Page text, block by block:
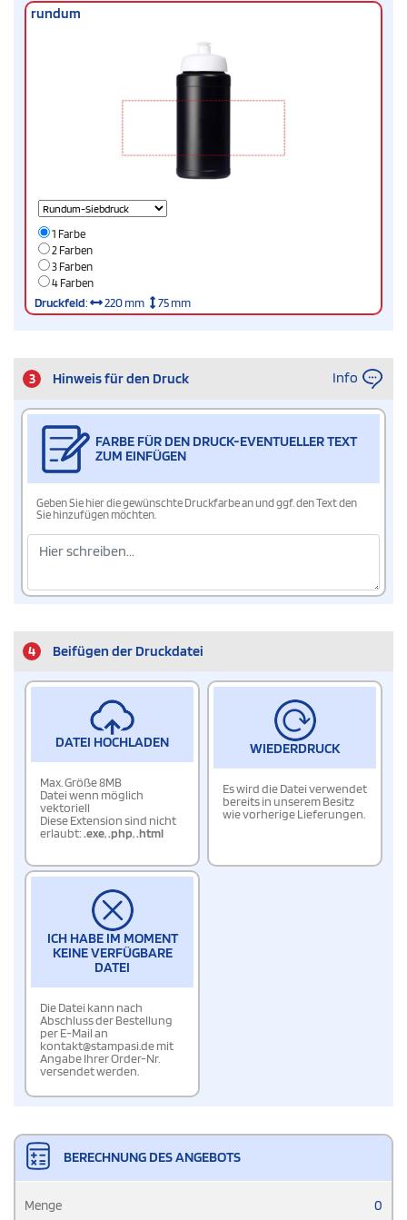
rundum
1 Farbe
2 Farben
3 Farben
4 Farben
Druckfeld: 220 mm 75 mm
3 Hinweis für den Druck Info
FARBE FÜR DEN DRUCK-EVENTUELLER TEXT
ZUM EINFÜGEN
Geben Sie hier die gewünschte Druckfarbe an und ggf. den Text den
Sie hinzufügen möchten.
4 Beifügen der Druckdatei
DATEI HOCHLADEN
Max. Größe 8MB
Datei wenn möglich
vektoriell
Diese Extension sind nicht
erlaubt:.exe,.php,.html
WIEDERDRUCK
Es wird die Datei verwendet
bereits in unserem Besitz
wie vorherige Lieferungen.
ICH HABE IM MOMENT
KEINE VERFÜGBARE
DATEI
Die Datei kann nach
Abschluss der Bestellung
per E-Mail an
kontakt@stampasi.de mit
Angabe Ihrer Order-Nr.
versendet werden.
BERECHNUNG DES ANGEBOTS
Menge 0